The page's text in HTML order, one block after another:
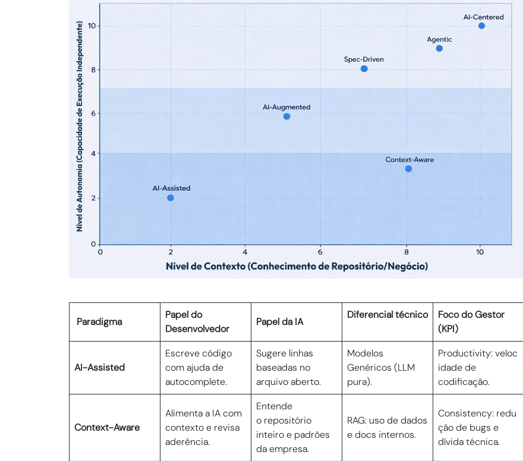
Paradigma
Papel do
Desenvolvedor
Papel da IA
Diferencial técnico
Foco do Gestor
(KPI)
AI-Assisted
Escreve código
com ajuda de
autocomplete.
Sugere linhas
baseadas no
arquivo aberto.
Modelos
Genéricos (LLM
pura).
Productivity: veloc
idade de
codificação.
Context-Aware
Alimenta a IA com
contexto e revisa
aderência.
Entende
o repositório
inteiro e padrões
da empresa.
RAG: uso de dados
e docs internos.
Consistency: redu
ção de bugs e
dívida técnica.